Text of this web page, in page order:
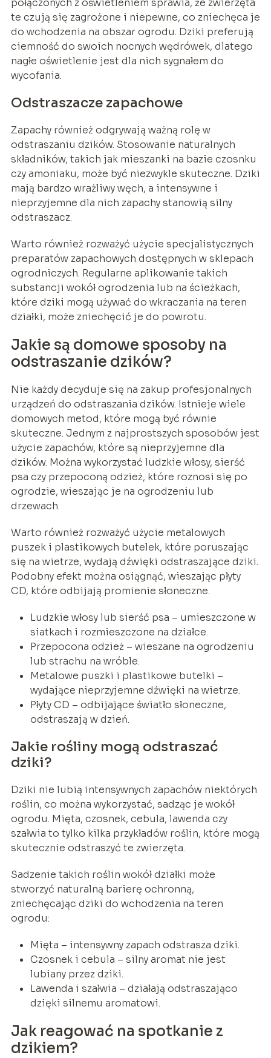
połączonych z oświetleniem sprawia, że zwierzęta
te czują się zagrożone i niepewne, co zniechęca je
do wchodzenia na obszar ogrodu. Dziki preferują
ciemność do swoich nocnych wędrówek, dlatego
nagłe oświetlenie jest dla nich sygnałem do
wycofania.
Odstraszacze zapachowe
Zapachy również odgrywają ważną rolę w
odstraszaniu dzików. Stosowanie naturalnych
składników, takich jak mieszanki na bazie czosnku
czy amoniaku, może być niezwykle skuteczne. Dziki
mają bardzo wrażliwy węch, a intensywne i
nieprzyjemne dla nich zapachy stanowią silny
odstraszacz.
Warto również rozważyć użycie specjalistycznych
preparatów zapachowych dostępnych w sklepach
ogrodniczych. Regularne aplikowanie takich
substancji wokół ogrodzenia lub na ścieżkach,
które dziki mogą używać do wkraczania na teren
działki, może zniechęcić je do powrotu.
Jakie są domowe sposoby na
odstraszanie dzików?
Nie każdy decyduje się na zakup profesjonalnych
urządzeń do odstraszania dzików. Istnieje wiele
domowych metod, które mogą być równie
skuteczne. Jednym z najprostszych sposobów jest
użycie zapachów, które są nieprzyjemne dla
dzików. Można wykorzystać ludzkie włosy, sierść
psa czy przepoconą odzież, które roznosi się po
ogrodzie, wieszając je na ogrodzeniu lub
drzewach.
Warto również rozważyć użycie metalowych
puszek i plastikowych butelek, które poruszając
się na wietrze, wydają dźwięki odstraszające dziki.
Podobny efekt można osiągnąć, wieszając płyty
CD, które odbijają promienie słoneczne.
Ludzkie włosy lub sierść psa – umieszczone w
siatkach i rozmieszczone na działce.
Przepocona odzież – wieszane na ogrodzeniu
lub strachu na wróble.
Metalowe puszki i plastikowe butelki –
wydające nieprzyjemne dźwięki na wietrze.
Płyty CD – odbijające światło słoneczne,
odstraszają w dzień.
Jakie rośliny mogą odstraszać
dziki?
Dziki nie lubią intensywnych zapachów niektórych
roślin, co można wykorzystać, sadząc je wokół
ogrodu. Mięta, czosnek, cebula, lawenda czy
szałwia to tylko kilka przykładów roślin, które mogą
skutecznie odstraszyć te zwierzęta.
Sadzenie takich roślin wokół działki może
stworzyć naturalną barierę ochronną,
zniechęcając dziki do wchodzenia na teren
ogrodu:
Mięta – intensywny zapach odstrasza dziki.
Czosnek i cebula – silny aromat nie jest
lubiany przez dziki.
Lawenda i szałwia – działają odstraszająco
dzięki silnemu aromatowi.
Jak reagować na spotkanie z
dzikiem?